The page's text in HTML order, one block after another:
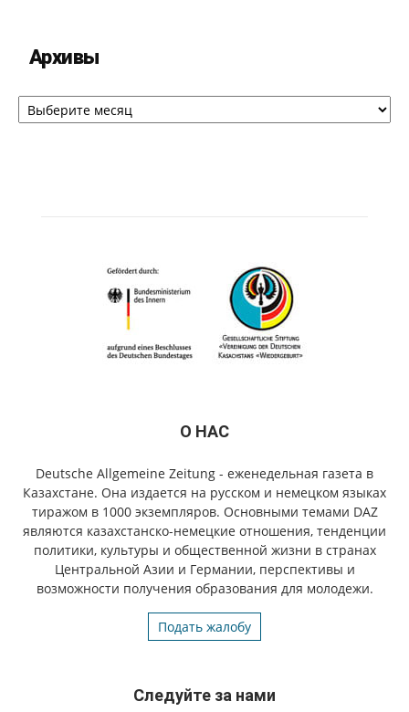
Архивы
Архивы
О НАС
Deutsche Allgemeine Zeitung - еженедельная газета в
Казахстане. Она издается на русском и немецком языках
тиражом в 1000 экземпляров. Основными темами DAZ
являются казахстанско-немецкие отношения, тенденции
политики, культуры и общественной жизни в странах
Центральной Азии и Германии, перспективы и
возможности получения образования для молодежи.
Подать жалобу
Следуйте за нами